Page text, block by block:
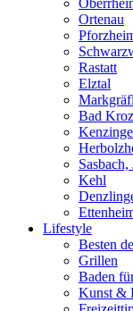
Ortenau
Rastatt
Elztal
Bad
Kehl
Lifestyle
Besten
Grillen
Baden
Kunst &